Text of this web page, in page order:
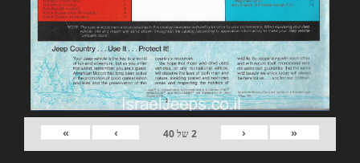
«
‹
2של40
›
»